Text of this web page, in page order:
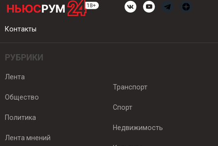
Контакты
РУБРИКИ
Лента
Общество
Политика
Лента мнений
Транспорт
Спорт
Недвижимость